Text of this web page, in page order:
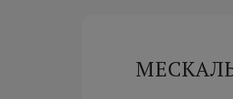
МЕСКАЛЬ